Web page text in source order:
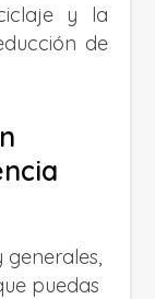
y la
de
generales,
puedas